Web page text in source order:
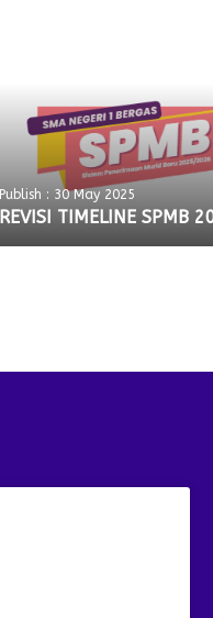
Publish : 30 May 2025
REVISI TIMELINE SPMB